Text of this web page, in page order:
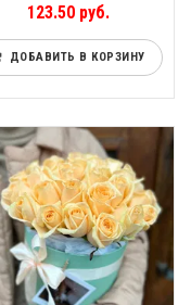
123.50 руб.
ДОБАВИТЬ В КОРЗИНУ